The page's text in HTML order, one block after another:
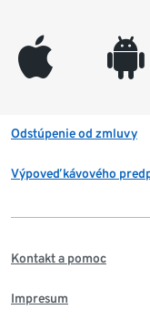
appleinc android
Odstúpenie od zmluvy
Výpoveď kávového
Kontakt a pomoc
Impresum